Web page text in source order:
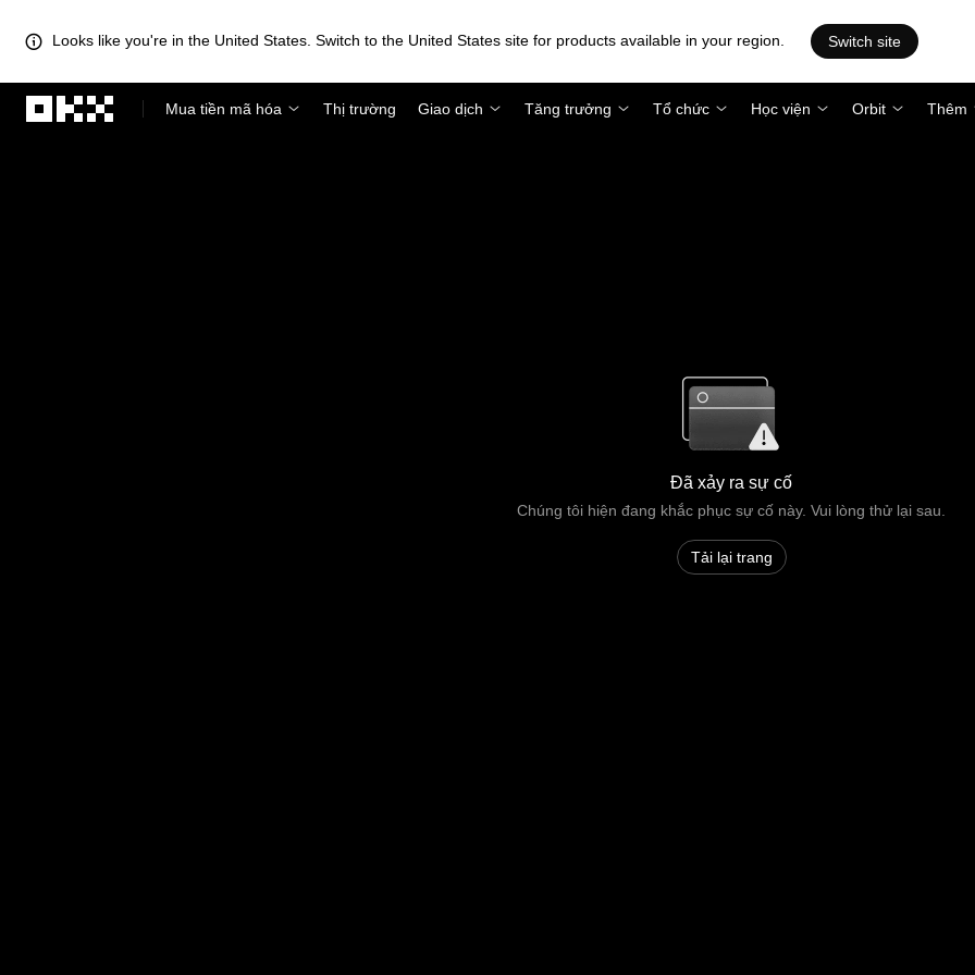
Looks like you're in the United States. Switch to the United States site for products available in your region. Switch site
Mua tiền mã hóa
Thị trường Giao dịch Tăng trưởng Tổ chức Học viện Orbit Thêm
Đã xảy ra sự cố
Chúng tôi hiện đang khắc phục sự cố này. Vui lòng thử lại sau.
Tải lại trang